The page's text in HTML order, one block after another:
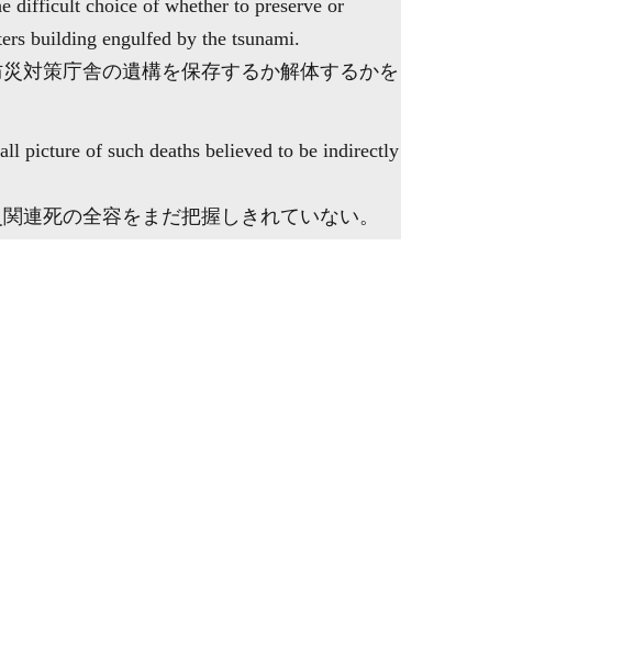
difficult choice of whether to preserve or
building engulfed by the tsunami.
対策庁舎の遺構を保存するか解体するかを
picture of such deaths believed to be indirectly
連死の全容をまだ把握しきれていない。